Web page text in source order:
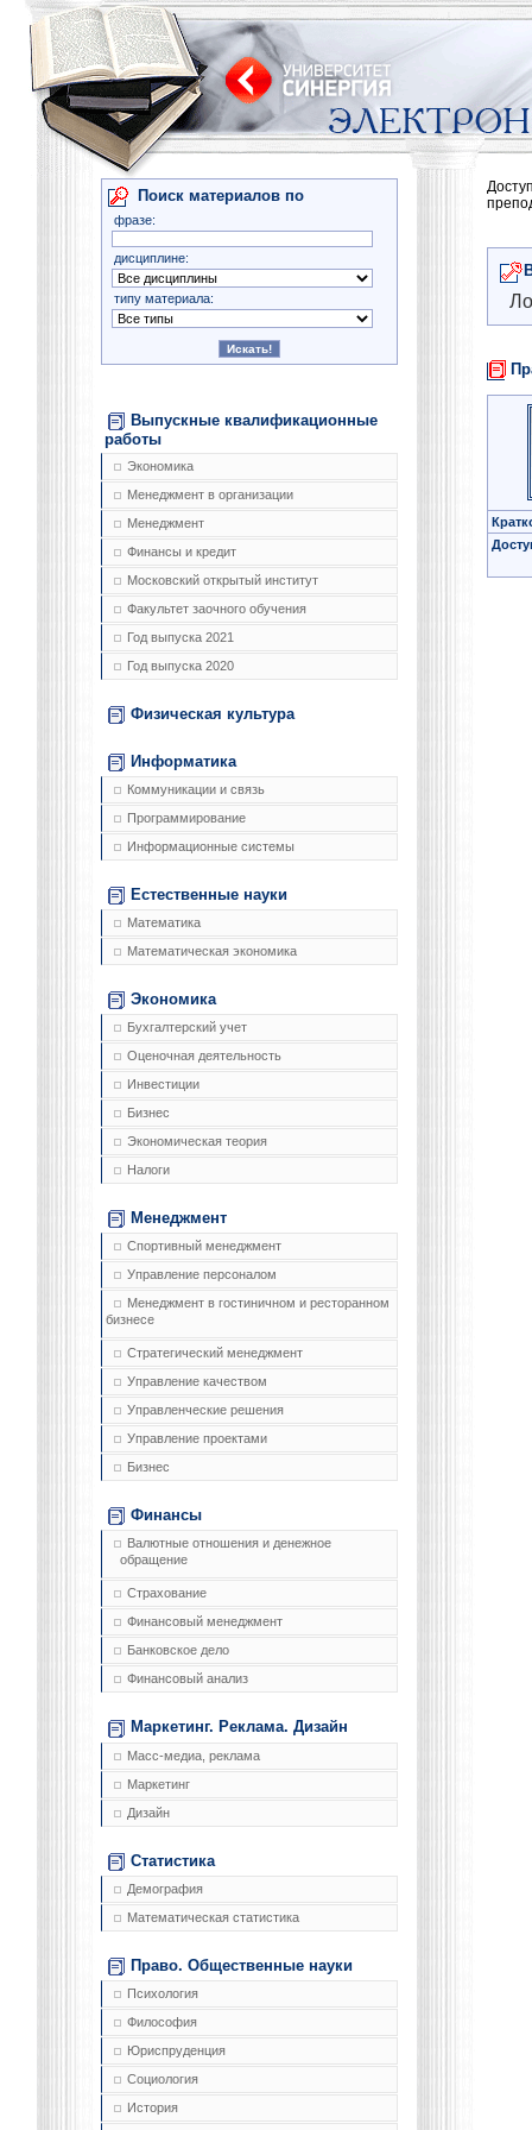
Поиск материалов по
фразе:
дисциплине:
типу материала:
Выпускные квалификационные
работы
Экономика
Менеджмент в организации
Менеджмент
Финансы и кредит
Московский открытый институт
Факультет заочного обучения
Год выпуска 2021
Год выпуска 2020
Физическая культура
Информатика
Коммуникации и связь
Программирование
Информационные системы
Естественные науки
Математика
Математическая экономика
Экономика
Бухгалтерский учет
Оценочная деятельность
Инвестиции
Бизнес
Экономическая теория
Налоги
Менеджмент
Спортивный менеджмент
Управление персоналом
Менеджмент в гостиничном и ресторанном
бизнесе
Стратегический менеджмент
Управление качеством
Управленческие решения
Управление проектами
Бизнес
Финансы
Валютные отношения и денежное
обращение
Страхование
Финансовый менеджмент
Банковское дело
Финансовый анализ
Маркетинг. Реклама. Дизайн
Масс-медиа, реклама
Маркетинг
Дизайн
Статистика
Демография
Математическая статистика
Право. Общественные науки
Психология
Философия
Юриспруденция
Социология
История